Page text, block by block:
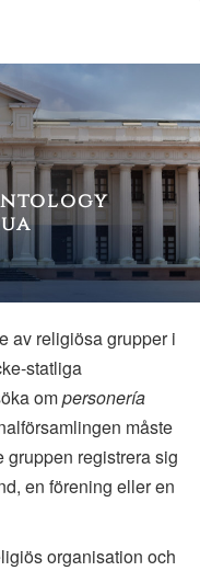
av religiösa grupper i
statliga
ompersonería
måste
gruppen registrera sig
en förening eller en
organisation och